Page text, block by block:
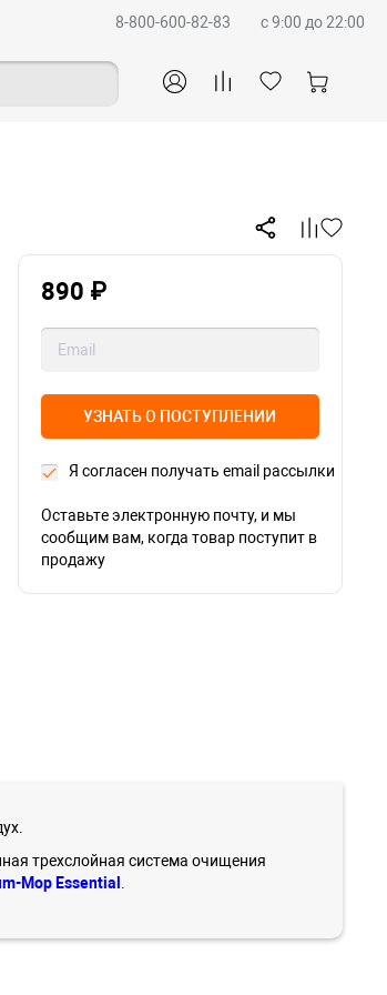
8-800-600-82-83 c 9:00 до 22:00
890 ₽
УЗНАТЬ О ПОСТУПЛЕНИИ
Я согласен получать email рассылки
Оставьте электронную почту, и мы
сообщим вам, когда товар поступит в
продажу
трехслойная система очищения
Mop Essential